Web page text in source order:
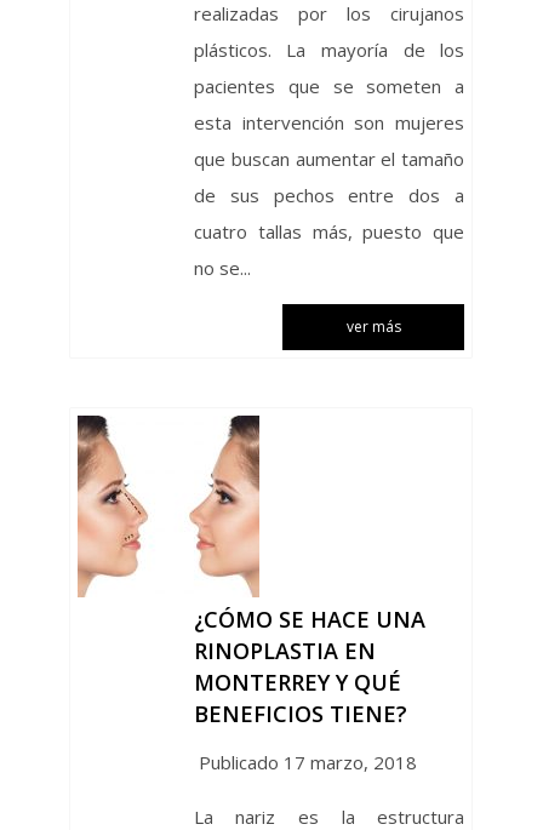
realizadas por los cirujanos
plásticos. La mayoría de los
pacientes que se someten a
esta intervención son mujeres
que buscan aumentar el tamaño
de sus pechos entre dos a
cuatro tallas más, puesto que
no se...
ver más
¿CÓMO SE HACE UNA
RINOPLASTIA EN
MONTERREY Y QUÉ
BENEFICIOS TIENE?
Publicado 17 marzo, 2018
La nariz es la estructura